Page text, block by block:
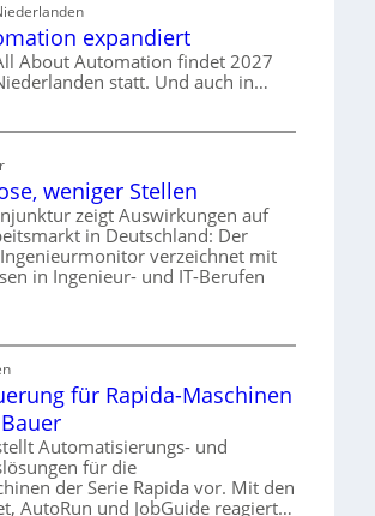
expandiert
About Automation findet 2027
statt. Und auch in…
weniger Stellen
zeigt Auswirkungen auf
in Deutschland: Der
verzeichnet mit
in Ingenieur- und IT-Berufen
für Rapida-Maschinen
Automatisierungs- und
für die
der Serie Rapida vor. Mit den
AutoRun und JobGuide reagiert…